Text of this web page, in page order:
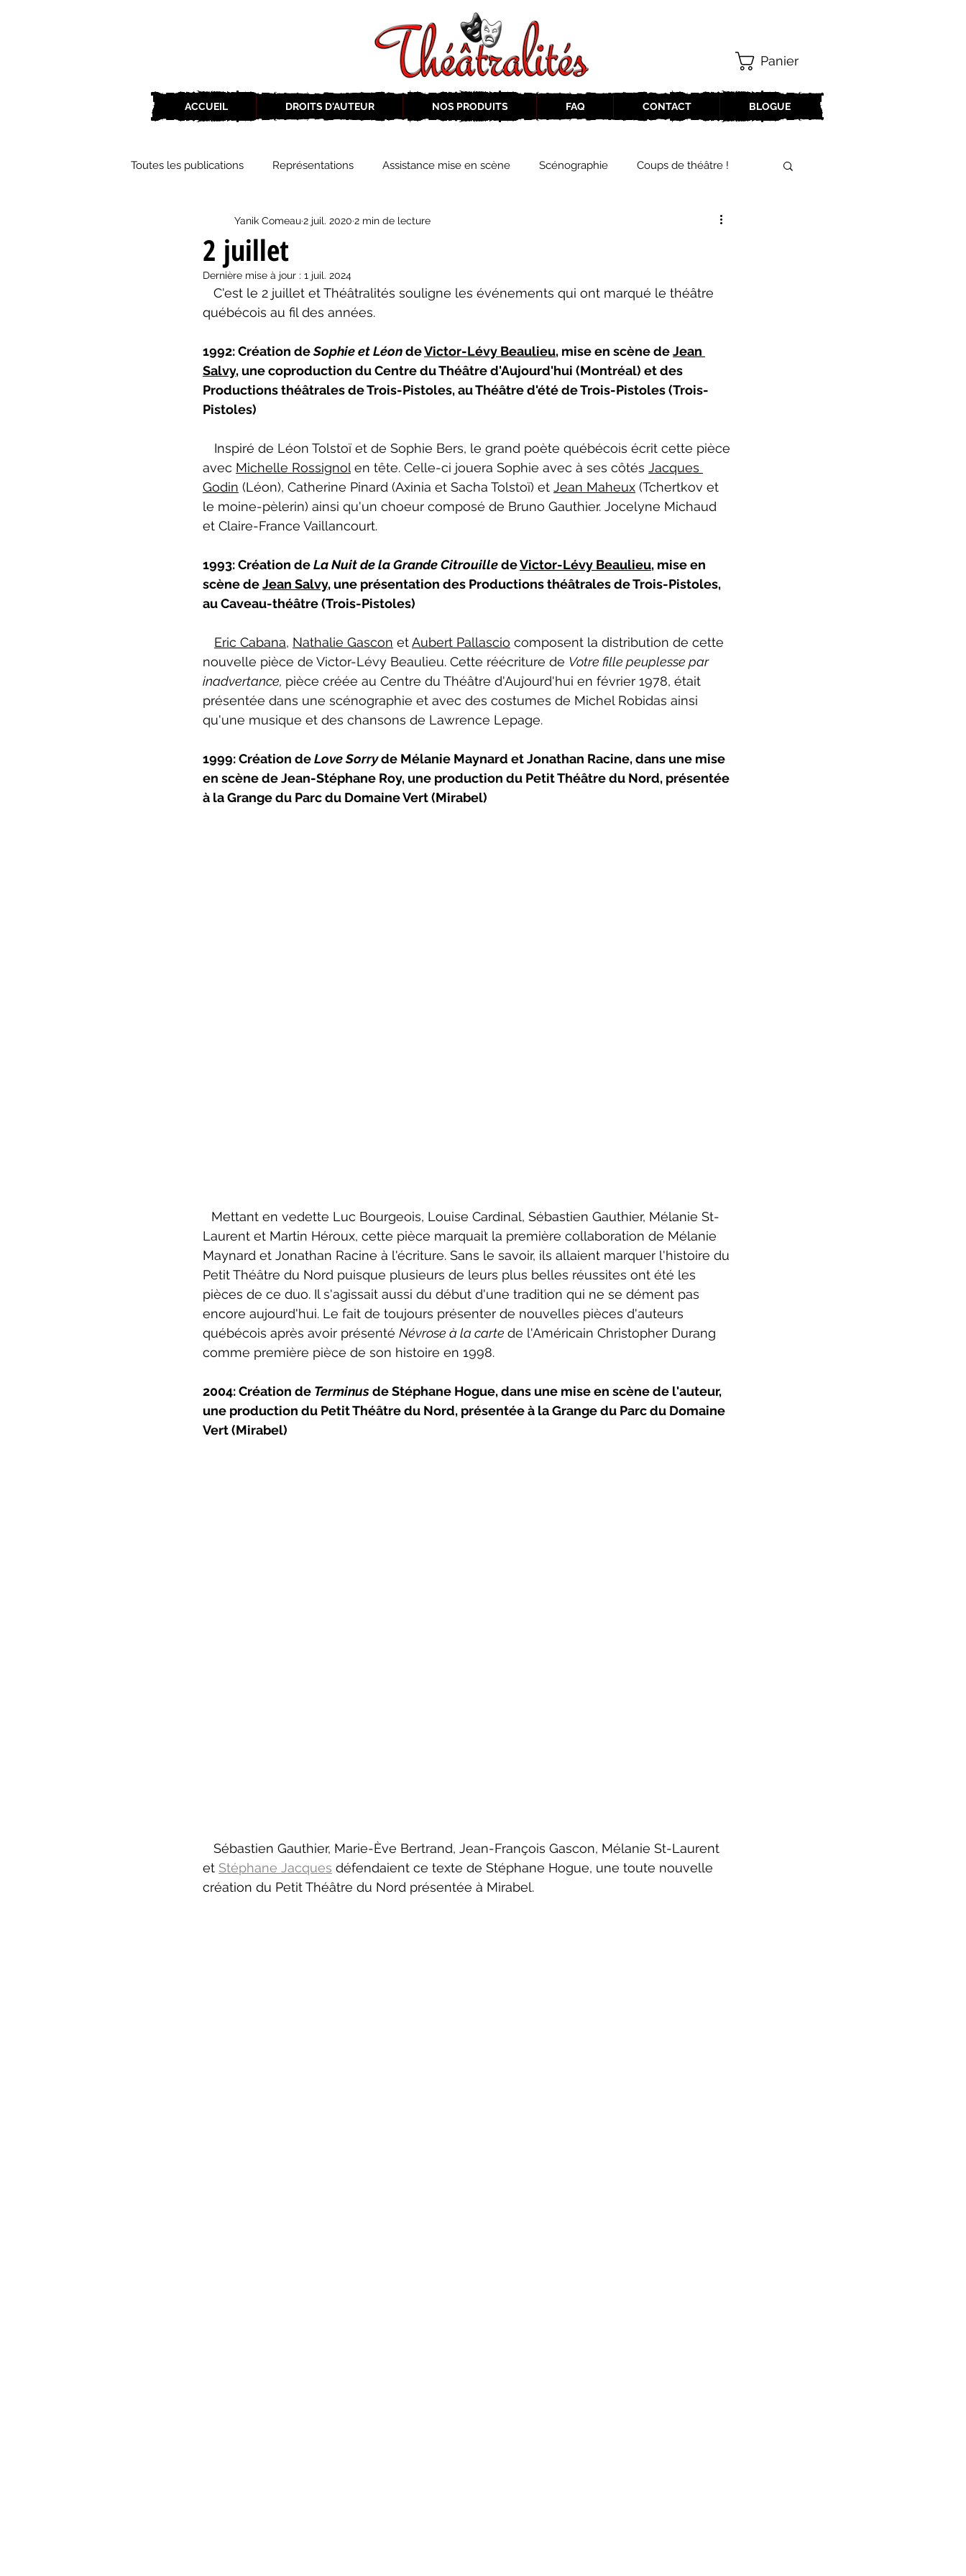
ACCUEIL DROITS D'AUTEUR NOS PRODUITS FAQ CONTACT BLOGUE
Panier
Toutes les publications Représentations Assistance mise en scène Scénographie Coups de théâtre !
ZoneCulture 2019-2020 Éphémérides du théâtre QC
ZoneCulture 2018-2019 ZoneCulture 2020-2021
critique théâtre Rhinocéros ZoneCulture 2026-2027
2 juillet
Yanik Comeau2 juil. 2020 2 min de lecture
Dernière mise à jour : 1 juil. 2024
québécois au fil des années.
1992: Création de Sophie et Léon de Victor-Lévy Beaulieu, mise en scène de Jean
Salvy, une coproduction du Centre du Théâtre d'Aujourd'hui (Montréal) et des
Productions théâtrales de Trois-Pistoles, au Théâtre d'été de Trois-Pistoles (Trois-
Pistoles)
Inspiré de Léon Tolstoï et de Sophie Bers, le grand poète québécois écrit cette pièce
avec Michelle Rossignol en tête. Celle-ci jouera Sophie avec à ses côtés Jacques
Godin (Léon), Catherine Pinard (Axinia et Sacha Tolstoï) et Jean Maheux (Tchertkov et
le moine-pèlerin) ainsi qu'un choeur composé de Bruno Gauthier. Jocelyne Michaud
et Claire-France Vaillancourt.
1993: Création de La Nuit de la Grande Citrouille de Victor-Lévy Beaulieu, mise en
scène de Jean Salvy, une présentation des Productions théâtrales de Trois-Pistoles,
au Caveau-théâtre (Trois-Pistoles)
Eric Cabana, Nathalie Gascon et Aubert Pallascio composent la distribution de cette
nouvelle pièce de Victor-Lévy Beaulieu. Cette réécriture de Votre fille peuplesse par
inadvertance, pièce créée au Centre du Théâtre d'Aujourd'hui en février 1978, était
présentée dans une scénographie et avec des costumes de Michel Robidas ainsi
qu'une musique et des chansons de Lawrence Lepage.
1999: Création de Love Sorry de Mélanie Maynard et Jonathan Racine, dans une mise
en scène de Jean-Stéphane Roy, une production du Petit Théâtre du Nord, présentée
à la Grange du Parc du Domaine Vert (Mirabel)
Mettant en vedette Luc Bourgeois, Louise Cardinal, Sébastien Gauthier, Mélanie St-
Laurent et Martin Héroux, cette pièce marquait la première collaboration de Mélanie
Maynard et Jonathan Racine à l'écriture. Sans le savoir, ils allaient marquer l'histoire du
Petit Théâtre du Nord puisque plusieurs de leurs plus belles réussites ont été les
pièces de ce duo. Il s'agissait aussi du début d'une tradition qui ne se dément pas
encore aujourd'hui. Le fait de toujours présenter de nouvelles pièces d'auteurs
québécois après avoir présenté Névrose à la carte de l'Américain Christopher Durang
comme première pièce de son histoire en 1998.
2004: Création de Terminus de Stéphane Hogue, dans une mise en scène de l'auteur,
une production du Petit Théâtre du Nord, présentée à la Grange du Parc du Domaine
Vert (Mirabel)
et Stéphane Jacques défendaient ce texte de Stéphane Hogue, une toute nouvelle
création du Petit Théâtre du Nord présentée à Mirabel.